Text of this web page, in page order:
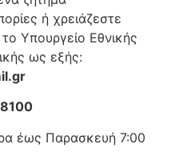
ή χρειάζεστε
Υπουργείο Εθνικής
ως εξής:
έως Παρασκευή 7:00